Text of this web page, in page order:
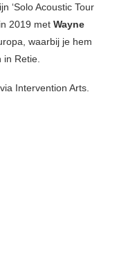
‘Solo Acoustic Tour
2019 met Wayne
waarbij je hem
Retie.
Intervention Arts.